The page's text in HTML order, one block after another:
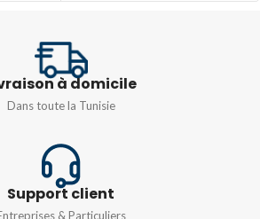
à domicile
Dans toute la Tunisie
Support client
& Particuliers